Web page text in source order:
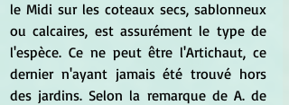
le Midi sur les coteaux secs, sablonneux
ou calcaires, est assurément le type de
l'espèce. Ce ne peut être l'Artichaut, ce
dernier n'ayant jamais été trouvé hors
des jardins. Selon la remarque de A. de